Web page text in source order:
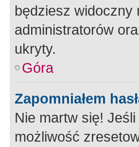
będziesz widoczny
administratorów
ukryty.
Góra
Zapomniałem
Nie martw się!
możliwość